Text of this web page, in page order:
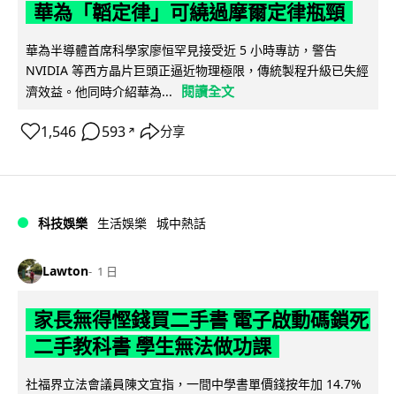
華為「韜定律」可繞過摩爾定律瓶頸
華為半導體首席科學家廖恒罕見接受近 5 小時專訪，警告
NVIDIA 等西方晶片巨頭正逼近物理極限，傳統製程升級已失經
濟效益。他同時介紹華為...
閱讀全文
1,546 593 ↗ 分享
科技娛樂 生活娛樂 城中熱話
Lawton 1 日
家長無得慳錢買二手書 電子啟動碼鎖死
二手教科書 學生無法做功課
社福界立法會議員陳文宜指，一間中學書單價錢按年加 14.7%